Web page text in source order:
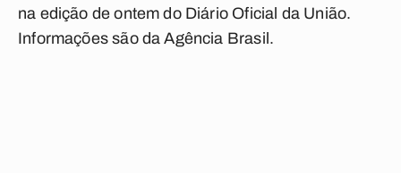
na edição de ontem do Diário Oficial da União.
Informações são da Agência Brasil.